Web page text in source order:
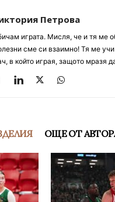
Петрова
играта. Мисля, че и тя ме
сме си взаимно! Тя ме учи
в който играя, защото мразя
ОЩЕ ОТ